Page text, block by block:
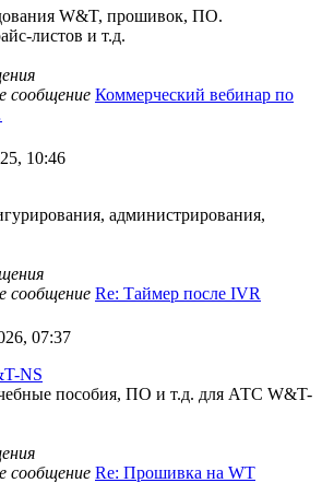
W&T, прошивок, ПО.
листов и т.д.
сообщение Коммерческий вебинар по
10:46
администрирования,
сообщение Re: Таймер после IVR
07:37
NS
пособия, ПО и т.д. для АТС W&T-
сообщение Re: Прошивка на WT